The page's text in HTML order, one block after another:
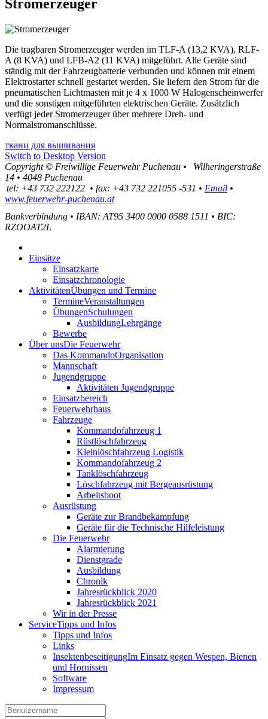
Stromerzeuger
Die tragbaren Stromerzeuger werden im TLF-A (13,2 KVA), RLF-
A (8 KVA) und LFB-A2 (11 KVA) mitgeführt. Alle Geräte sind
ständig mit der Fahrzeugbatterie verbunden und können mit einem
Elektrostarter schnell gestartet werden. Sie liefern den Strom für die
pneumatischen Lichtmasten mit je 4 x 1000 W Halogenscheinwerfer
und die sonstigen mitgeführten elektrischen Geräte. Zusätzlich
verfügt jeder Stromerzeuger über mehrere Dreh- und
Normalstromanschlüsse.
ткани для вышивания
Switch to Desktop Version
Copyright © Freiwillige Feuerwehr Puchenau •
Wilheringerstraße
14 • 4048 Puchenau
tel: +43 732 222122 • fax: +43 732 221055 -531 • Email •
www.feuerwehr-puchenau.at
Bankverbindung • IBAN: AT95 3400 0000 0588 1511 • BIC:
RZOOAT2L
Einsätze
Einsatzkarte
Einsatzchronologie
AktivitätenÜbungen und Termine
TermineVeranstaltungen
ÜbungenSchulungen
AusbildungLehrgänge
Bewerbe
Über unsDie Feuerwehr
Das KommandoOrganisation
Mannschaft
Jugendgruppe
Aktivitäten Jugendgruppe
Einsatzbereich
Feuerwehrhaus
Fahrzeuge
Kommandofahrzeug 1
Rüstlöschfahrzeug
Kleinlöschfahrzeug Logistik
Kommandofahrzeug 2
Tanklöschfahrzeug
Löschfahrzeug mit Bergeausrüstung
Arbeitsboot
Ausrüstung
Geräte zur Brandbekämpfung
Geräte für die Technische Hilfeleistung
Die Feuerwehr
Alarmierung
Dienstgrade
Ausbildung
Chronik
Jahresrückblick 2020
Jahresrückblick 2021
Wir in der Presse
ServiceTipps und Infos
Tipps und Infos
Links
InsektenbeseitigungIm Einsatz gegen Wespen, Bienen
und Hornissen
Software
Impressum